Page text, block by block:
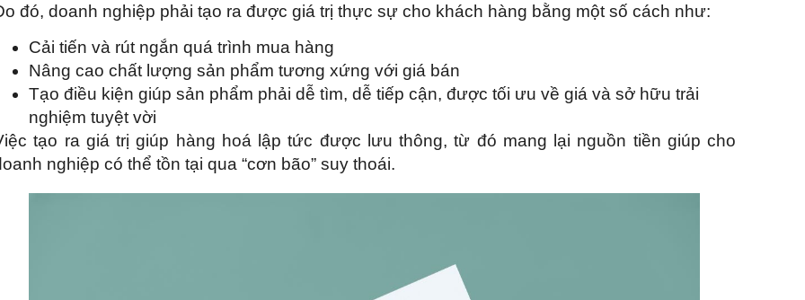
đó, doanh nghiệp phải tạo ra được giá trị thực sự cho khách hàng bằng một số cách như:
Cải tiến và rút ngắn quá trình mua hàng
Nâng cao chất lượng sản phẩm tương xứng với giá bán
Tạo điều kiện giúp sản phẩm phải dễ tìm, dễ tiếp cận, được tối ưu về giá và sở hữu trải
nghiệm tuyệt vời
tạo ra giá trị giúp hàng hoá lập tức được lưu thông, từ đó mang lại nguồn tiền giúp cho
nghiệp có thể tồn tại qua “cơn bão” suy thoái.